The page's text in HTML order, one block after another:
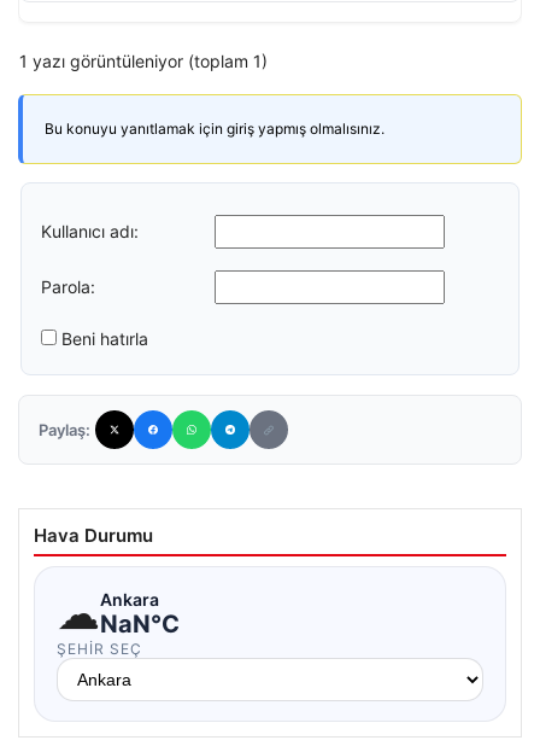
1 yazı görüntüleniyor (toplam 1)
Bu konuyu yanıtlamak için giriş yapmış olmalısınız.
Kullanıcı adı:
Parola:
Beni hatırla
Paylaş:
Hava Durumu
☁Ankara
NaN°C
ŞEHIR SEÇ